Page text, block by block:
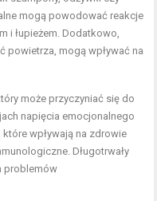
mogą powodować reakcje
i łupieżem. Dodatkowo,
powietrza, mogą wpływać na
może przyczyniać się do
napięcia emocjonalnego
wpływają na zdrowie
Długotrwały
problemów